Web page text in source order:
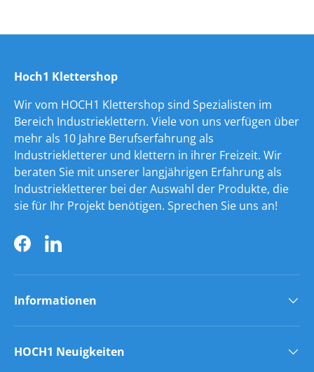
Hoch1 Klettershop
Wir vom HOCH1 Klettershop sind Spezialisten im
Bereich Industrieklettern. Viele von uns verfügen über
mehr als 10 Jahre Berufserfahrung als
Industriekletterer und klettern in ihrer Freizeit. Wir
beraten Sie mit unserer langjährigen Erfahrung als
Industriekletterer bei der Auswahl der Produkte, die
sie für Ihr Projekt benötigen. Sprechen Sie uns an!
FacebookLinkedIn
Informationen
HOCH1 Neuigkeiten